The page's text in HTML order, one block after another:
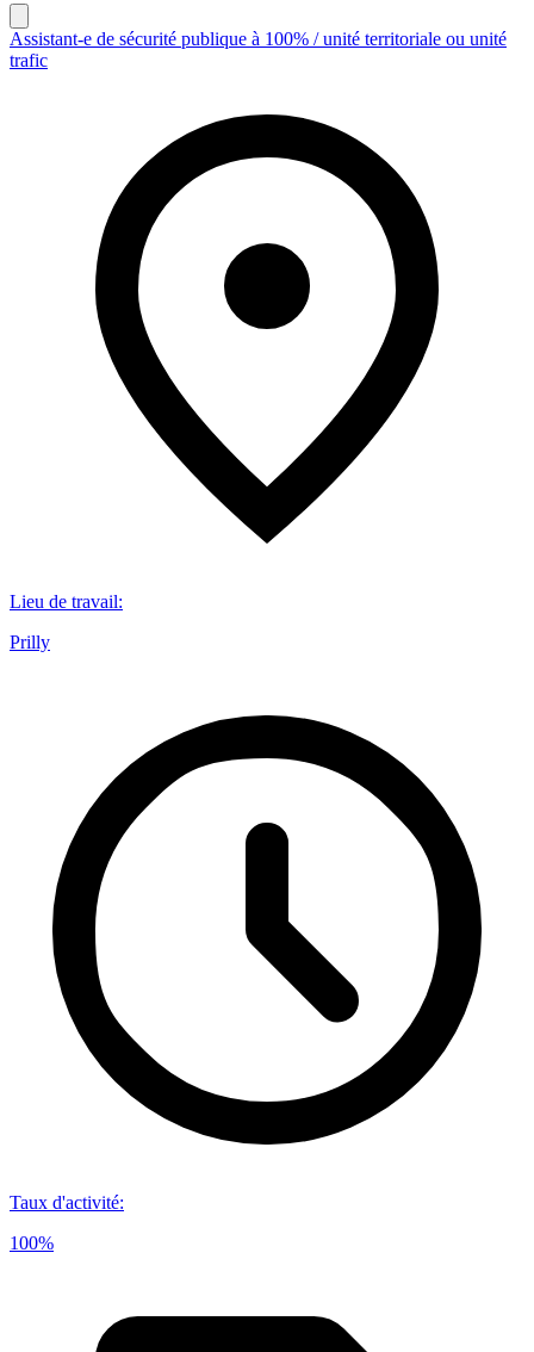
Assistant-e de sécurité publique à 100% / unité territoriale ou unité
trafic
Lieu de travail:
Prilly
Taux d'activité:
100%